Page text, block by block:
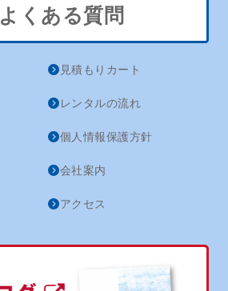
よくある質問
見積もりカート
レンタルの流れ
個人情報保護方針
会社案内
アクセス